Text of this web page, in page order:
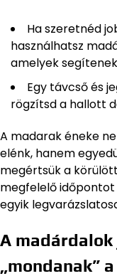
Ha szeretnéd
használhatsz
amelyek
Egy távcső és
rögzítsd a hallott
A madarak éneke
elénk, hanem
megértsük a
megfelelő időpontot
egyik
A
„mondanak”